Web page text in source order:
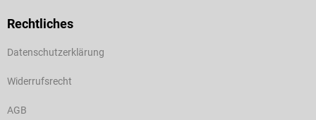
Rechtliches
Datenschutzerklärung
Widerrufsrecht
AGB